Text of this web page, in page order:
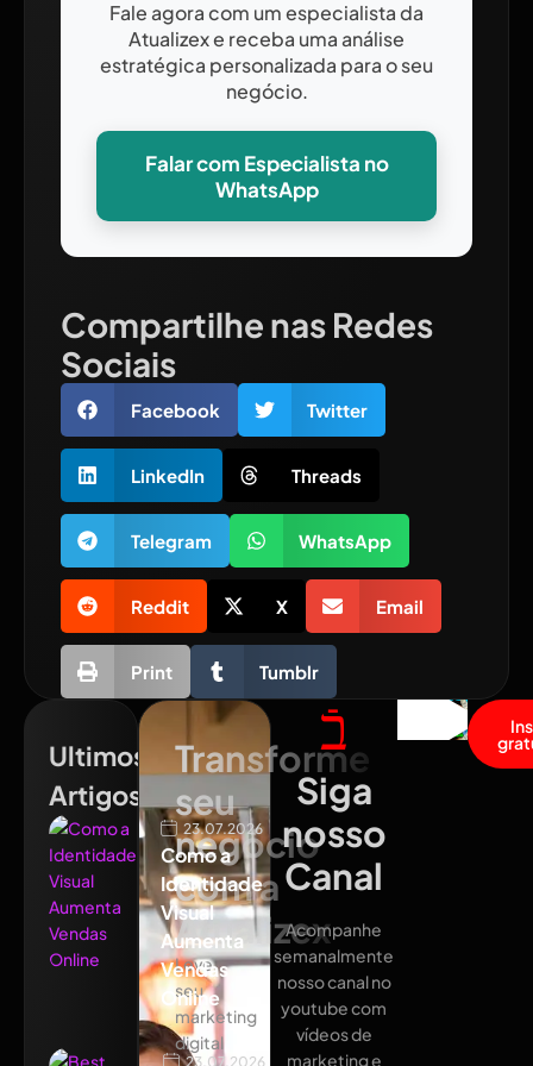
Ultimos
Artigos
23.07.2026
Como a
Identidade
Visual
Aumenta
Vendas
Online
23.07.2026
Transforme
seu
negócio
com a
Atualizex
Leve
seu
marketing
digital
Siga
nosso
Canal
Acompanhe
semanalmente
nosso canal no
youtube com
vídeos de
marketing e
Fale agora com um especialista da
Atualizex e receba uma análise
estratégica personalizada para o seu
negócio.
Falar com Especialista no
WhatsApp
Compartilhe nas Redes
Sociais
Facebook Twitter
LinkedIn Threads
Telegram WhatsApp
Reddit X Email
Print Tumblr